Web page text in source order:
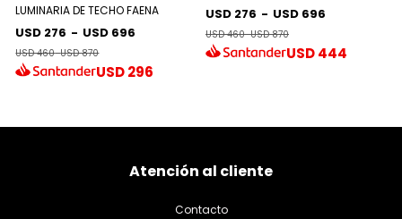
LUMINARIA DE TECHO FAENA
USD 276 - USD 696
USD 460-USD 870
USD296
USD 276 - USD 696
USD 460-USD 870
USD444
Atención al cliente
Contacto